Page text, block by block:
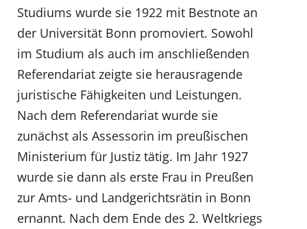
Studiums wurde sie 1922 mit Bestnote an
der Universität Bonn promoviert. Sowohl
im Studium als auch im anschließenden
Referendariat zeigte sie herausragende
juristische Fähigkeiten und Leistungen.
Nach dem Referendariat wurde sie
zunächst als Assessorin im preußischen
Ministerium für Justiz tätig. Im Jahr 1927
wurde sie dann als erste Frau in Preußen
zur Amts- und Landgerichtsrätin in Bonn
ernannt. Nach dem Ende des 2. Weltkriegs